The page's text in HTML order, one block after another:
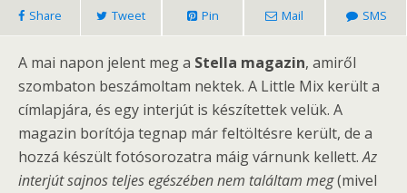
Share Tweet Pin Mail SMS
A mai napon jelent meg a Stella magazin, amiről
szombaton beszámoltam nektek. A Little Mix került a
címlapjára, és egy interjút is készítettek velük. A
magazin borítója tegnap már feltöltésre került, de a
hozzá készült fotósorozatra máig várnunk kellett.Az
interjút sajnos teljes egészében nem találtam meg(mivel